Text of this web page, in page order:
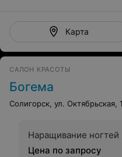
Карта
САЛОН КРАСОТЫ
Богема
Солигорск, ул. Октябрьская,
Наращивание ногтей
Цена по запросу